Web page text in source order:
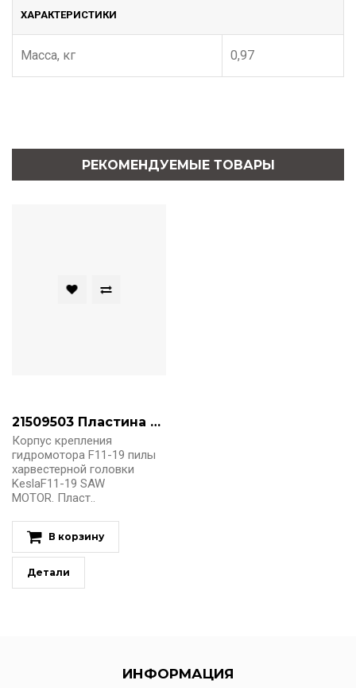
ХАРАКТЕРИСТИКИ
Масса, кг 0,97
РЕКОМЕНДУЕМЫЕ ТОВАРЫ
21509503 Пластина крепления гидромотора F11-19 SAW
Корпус крепления
гидромотора F11-19 пилы
харвестерной головки
KeslaF11-19 SAW
MOTOR. Пласт..
В корзину
Детали
ИНФОРМАЦИЯ